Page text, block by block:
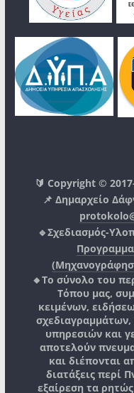
🔰 Copyright ©
📌 Δημαρχείο
🔹Σχεδιασμός-
🔸Το σύνολο του
Τόπου μας,
κειμένων,
υπηρεσιών και
αποτελούν
και διέπονται
διατάξεις περί
εξαίρεση τα